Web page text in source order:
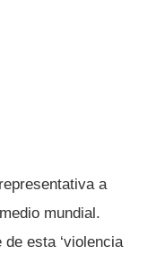
a
mundial.
esta ‘violencia